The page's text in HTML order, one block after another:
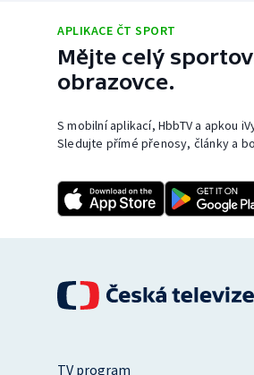
APLIKACE ČT SPORT
Mějte celý
obrazovce.
S mobilní aplikací, HbbTV a apkou
Sledujte přímé přenosy, články a
TV program